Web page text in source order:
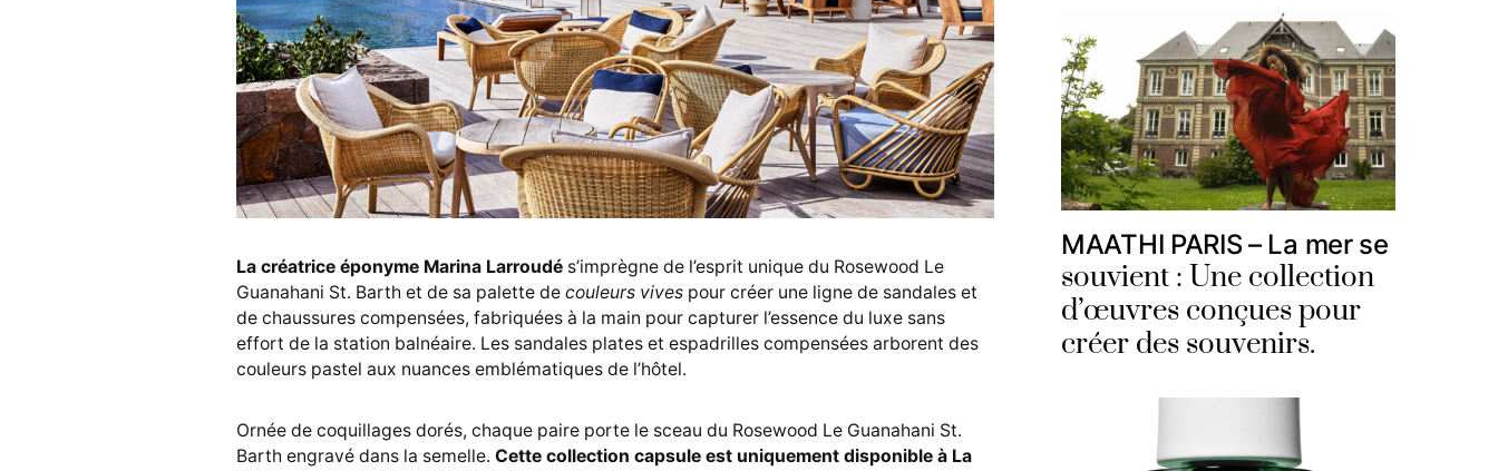
La créatrice éponyme Marina Larroudé s’imprègne de l’esprit unique du Rosewood Le
Guanahani St. Barth et de sa palette de couleurs vives pour créer une ligne de sandales et
de chaussures compensées, fabriquées à la main pour capturer l’essence du luxe sans
effort de la station balnéaire. Les sandales plates et espadrilles compensées arborent des
couleurs pastel aux nuances emblématiques de l’hôtel.
Ornée de coquillages dorés, chaque paire porte le sceau du Rosewood Le Guanahani St.
Barth engravé dans la semelle. Cette collection capsule est uniquement disponible à La
MAATHI PARIS – La mer se
souvient : Une collection
d’œuvres conçues pour
créer des souvenirs.